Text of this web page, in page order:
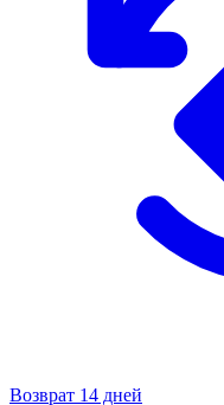
Возврат 14 дней